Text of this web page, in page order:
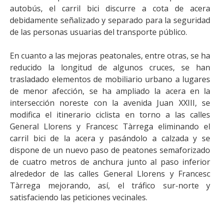
autobús, el carril bici discurre a cota de acera
debidamente señalizado y separado para la seguridad
de las personas usuarias del transporte público.
En cuanto a las mejoras peatonales, entre otras, se ha
reducido la longitud de algunos cruces, se han
trasladado elementos de mobiliario urbano a lugares
de menor afección, se ha ampliado la acera en la
intersección noreste con la avenida Juan XXIII, se
modifica el itinerario ciclista en torno a las calles
General Llorens y Francesc Tàrrega eliminando el
carril bici de la acera y pasándolo a calzada y se
dispone de un nuevo paso de peatones semaforizado
de cuatro metros de anchura junto al paso inferior
alrededor de las calles General Llorens y Francesc
Tàrrega mejorando, así, el tráfico sur-norte y
satisfaciendo las peticiones vecinales.